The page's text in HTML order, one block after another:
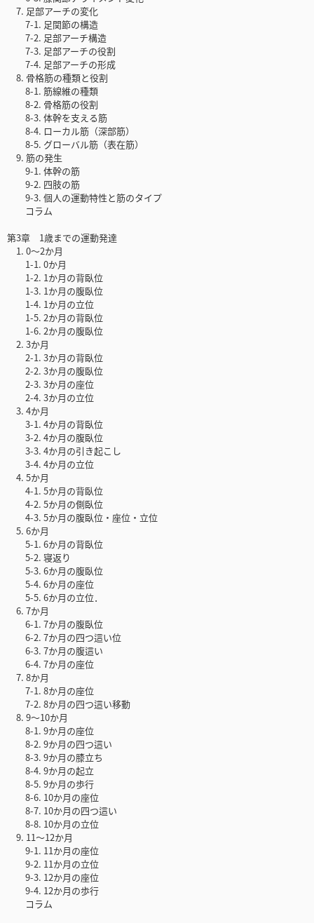
7. 足部アーチの変化
7-1. 足関節の構造
7-2. 足部アーチ構造
7-3. 足部アーチの役割
7-4. 足部アーチの形成
8. 骨格筋の種類と役割
8-1. 筋線維の種類
8-2. 骨格筋の役割
8-3. 体幹を支える筋
8-4. ローカル筋（深部筋）
8-5. グローバル筋（表在筋）
9. 筋の発生
9-1. 体幹の筋
9-2. 四肢の筋
9-3. 個人の運動特性と筋のタイプ
コラム
第3章 1歳までの運動発達
1. 0〜2か月
1-1. 0か月
1-2. 1か月の背臥位
1-3. 1か月の腹臥位
1-4. 1か月の立位
1-5. 2か月の背臥位
1-6. 2か月の腹臥位
2. 3か月
2-1. 3か月の背臥位
2-2. 3か月の腹臥位
2-3. 3か月の座位
2-4. 3か月の立位
3. 4か月
3-1. 4か月の背臥位
3-2. 4か月の腹臥位
3-3. 4か月の引き起こし
3-4. 4か月の立位
4. 5か月
4-1. 5か月の背臥位
4-2. 5か月の側臥位
4-3. 5か月の腹臥位・座位・立位
5. 6か月
5-1. 6か月の背臥位
5-2. 寝返り
5-3. 6か月の腹臥位
5-4. 6か月の座位
5-5. 6か月の立位．
6. 7か月
6-1. 7か月の腹臥位
6-2. 7か月の四つ這い位
6-3. 7か月の腹這い
6-4. 7か月の座位
7. 8か月
7-1. 8か月の座位
7-2. 8か月の四つ這い移動
8. 9〜10か月
8-1. 9か月の座位
8-2. 9か月の四つ這い
8-3. 9か月の膝立ち
8-4. 9か月の起立
8-5. 9か月の歩行
8-6. 10か月の座位
8-7. 10か月の四つ這い
8-8. 10か月の立位
9. 11〜12か月
9-1. 11か月の座位
9-2. 11か月の立位
9-3. 12か月の座位
9-4. 12か月の歩行
コラム